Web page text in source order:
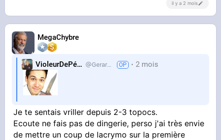
il y a 2 mois
MegaChybre
VioleurDePédo Gerardlevain 2 mois
Je te sentais vriller depuis 2-3 topocs.
Ecoute ne fais pas de dingerie, perso j'ai très envie
de mettre un coup de lacrymo sur la première